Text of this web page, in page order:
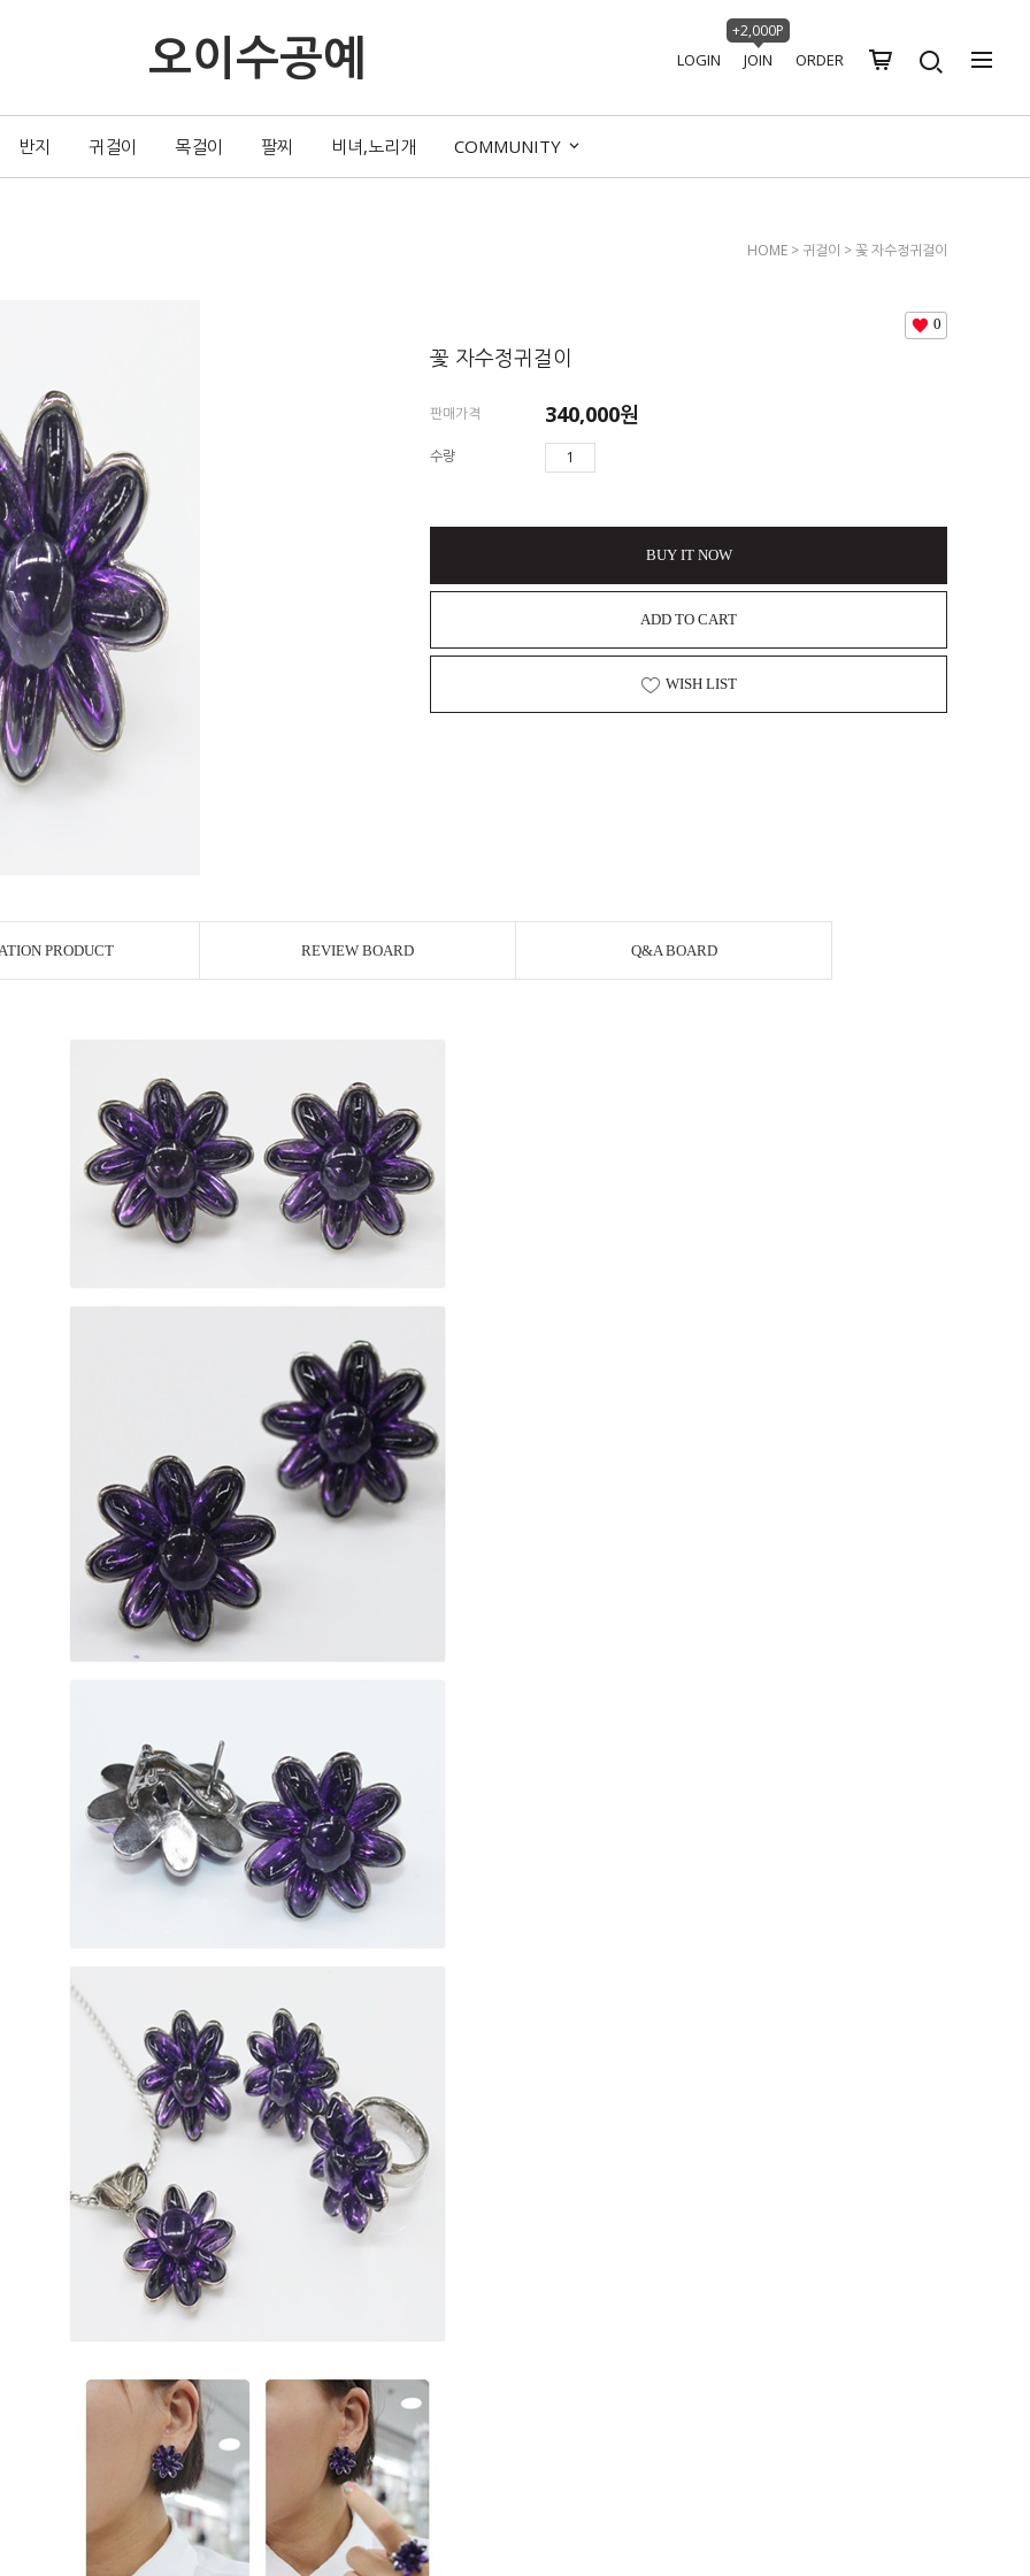
오이수공예 LOGIN JOIN
+2,000P
ORDER
반지 귀걸이 목걸이 팔찌 비녀,노리개 COMMUNITY
HOME > 귀걸이 > 꽃 자수정귀걸이
0
꽃 자수정귀걸이
판매가격 340,000원
수량
BUY IT NOW
ADD TO CART
WISH LIST
PRODUCT REVIEW BOARD Q&A BOARD